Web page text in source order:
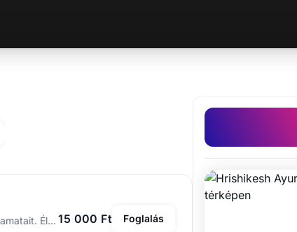
Meleg olajos masszázs, ami táplálja az egész testet és lassítja az öregedés folyamatait. Élénkíti a keringést, beolajozza az ízületeket és a végtagokat. Elősegíti a pihentető alvást, nyugtatja az idegeket és méregteleníti az egész testet. 15 000 Ft Foglalás